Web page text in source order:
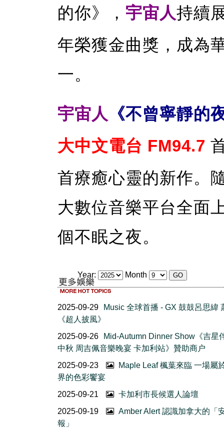
的你》， 宇宙人持續
年榮獲金曲獎，成為
一。
宇宙人 《不曾寧靜的
大中文電台 FM94.7
首療癒心靈的新作。
大數位音樂平台全面
個不眠之夜。
Year: Month
2025-09-29
Music 全球首播 - GX 鼓鼓呂思緯
《超人披風》
2025-09-26
Mid-Autumn Dinner Show《吉星
中秋 周吉佩音樂晚宴 卡加利站》贊助商户
2025-09-23
Maple Leaf 楓葉來臨 一場屬
界的色彩饗宴
2025-09-21
卡加利市長候選人論壇
2025-09-19
Amber Alert 認識加拿大的「
報」